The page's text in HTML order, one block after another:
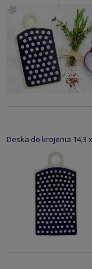
Deska do krojenia 14,3